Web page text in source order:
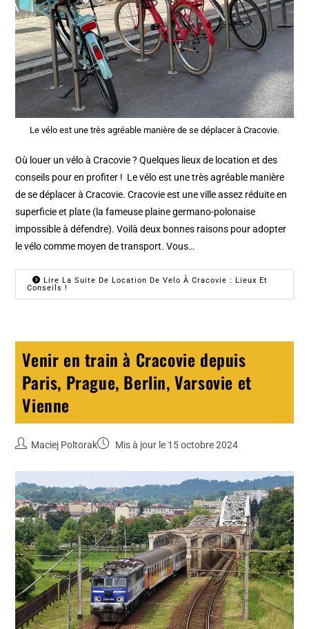
Le vélo est une très agréable manière de se déplacer à Cracovie.
Où louer un vélo à Cracovie ? Quelques lieux de location et des
conseils pour en profiter ! Le vélo est une très agréable manière
de se déplacer à Cracovie. Cracovie est une ville assez réduite en
superficie et plate (la fameuse plaine germano-polonaise
impossible à défendre). Voilà deux bonnes raisons pour adopter
le vélo comme moyen de transport. Vous…
Lire La Suite De Location De Velo À Cracovie : Lieux Et
Conseils !
Venir en train à Cracovie depuis
Paris, Prague, Berlin, Varsovie et
Vienne
Maciej Poltorak Mis à jour le 15 octobre 2024